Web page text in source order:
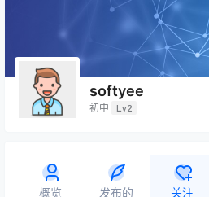
softyee
初中 Lv2
概览 发布的 关注